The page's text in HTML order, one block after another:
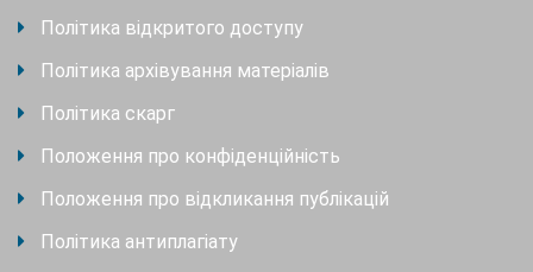
Політика відкритого доступу
Політика архівування матеріалів
Політика скарг
Положення про конфіденційність
Положення про відкликання публікацій
Політика антиплагіату